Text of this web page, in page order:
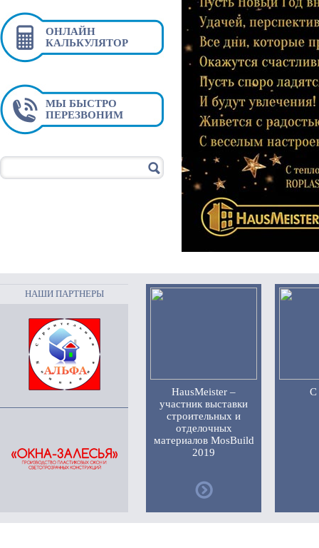
ОНЛАЙН
КАЛЬКУЛЯТОР
МЫ БЫСТРО
ПЕРЕЗВОНИМ
НАШИ ПАРТНЕРЫ
HausMeister –
участник выставки
строительных и
отделочных
материалов MosBuild
2019
С